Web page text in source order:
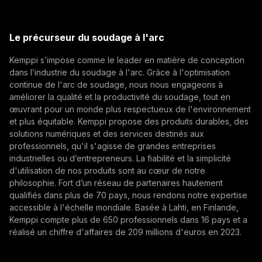
(opens in a new tab)
S'abonner
En vous abonnant, vous acceptez de recevoir des e-
mails marketing de Kemppi.
Le précurseur du soudage à l'arc
Kemppi s’impose comme le leader en matière de conception
dans l’industrie du soudage à l'arc. Grâce à l'optimisation
continue de l'arc de soudage, nous nous engageons à
améliorer la qualité et la productivité du soudage, tout en
œuvrant pour un monde plus respectueux de l'environnement
et plus équitable. Kemppi propose des produits durables, des
solutions numériques et des services destinés aux
professionnels, qu'il s'agisse de grandes entreprises
industrielles ou d’entrepreneurs. La fiabilité et la simplicité
d'utilisation de nos produits sont au cœur de notre
philosophie. Fort d’un réseau de partenaires hautement
qualifiés dans plus de 70 pays, nous rendons notre expertise
accessible à l'échelle mondiale. Basée à Lahti, en Finlande,
Kemppi compte plus de 650 professionnels dans 16 pays et a
réalisé un chiffre d'affaires de 209 millions d'euros en 2023.